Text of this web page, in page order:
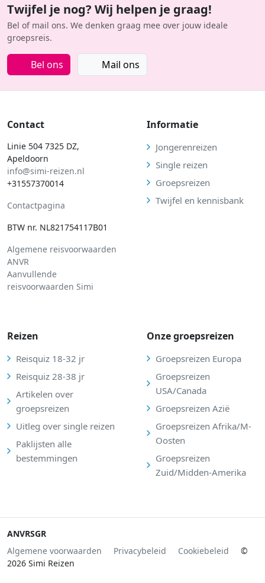
Twijfel je nog? Wij helpen je graag!
Bel of mail ons. We denken graag mee over jouw ideale
groepsreis.
Bel ons Mail ons
Contact
Linie 504 7325 DZ,
Apeldoorn
info@simi-reizen.nl
+31557370014
Contactpagina
BTW nr. NL821754117B01
Algemene reisvoorwaarden
ANVR
Aanvullende
reisvoorwaarden Simi
Informatie
Jongerenreizen
Single reizen
Groepsreizen
Twijfel en kennisbank
Reizen
Reisquiz 18-32 jr
Reisquiz 28-38 jr
Artikelen over
groepsreizen
Uitleg over single reizen
Paklijsten alle
bestemmingen
Onze groepsreizen
Groepsreizen Europa
Groepsreizen
USA/Canada
Groepsreizen Azië
Groepsreizen Afrika/M-
Oosten
Groepsreizen
Zuid/Midden-Amerika
ANVRSGR
Algemene voorwaarden
Privacybeleid Cookiebeleid
©
2026 Simi Reizen